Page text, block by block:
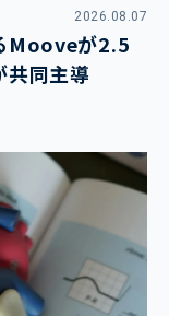
2026.08.07
Mooveが2.5
同主導